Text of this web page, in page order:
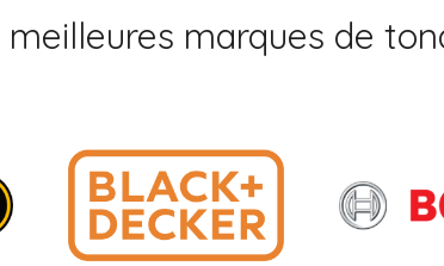
meilleures marques de